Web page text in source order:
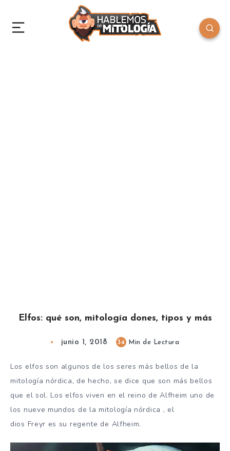
Elfos: qué son, mitología dones, tipos y más
junio 1, 2018 34 Min de Lectura
Los elfos son algunos de los seres más bellos de la
mitología nórdica, de hecho, se dice que son más bellos
que el sol. Los elfos viven en el reino de Alfheim uno de
los nueve mundos de la mitología nórdica , el
dios Freyr es su regente de Alfheim.